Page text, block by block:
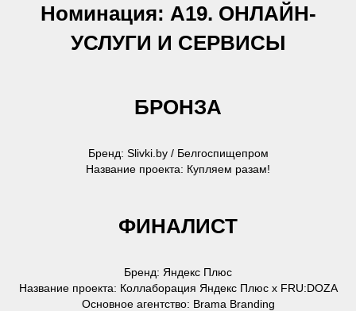
Номинация: А19. ОНЛАЙН-
УСЛУГИ И СЕРВИСЫ
БРОНЗА
Бренд: Slivki.by / Белгоспищепром
Название проекта: Купляем разам!
ФИНАЛИСТ
Бренд: Яндекс Плюс
Название проекта: Коллаборация Яндекс Плюс х FRU:DOZА
Основное агентство: Brama Branding